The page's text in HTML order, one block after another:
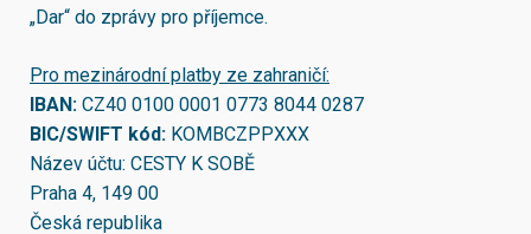
„Dar“ do zprávy pro příjemce.
Pro mezinárodní platby ze zahraničí:
IBAN: CZ40 0100 0001 0773 8044 0287
BIC/SWIFT kód: KOMBCZPPXXX
Název účtu: CESTY K SOBĚ
Praha 4, 149 00
Česká republika